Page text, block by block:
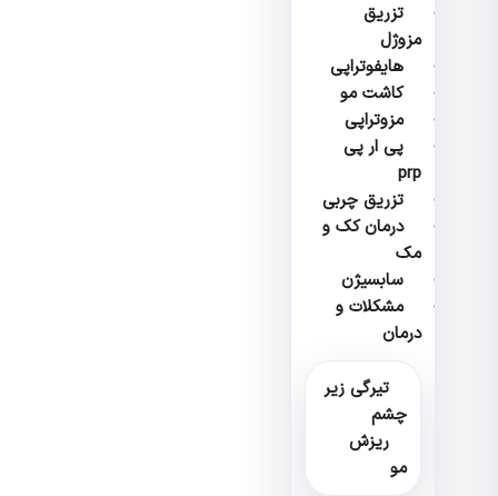
تزریق
مزوژل
هایفوتراپی
کاشت مو
مزوتراپی
پی ار پی
prp
تزریق چربی
درمان کک و
مک
سابسیژن
مشکلات و
درمان
تیرگی زیر
چشم
ریزش
مو